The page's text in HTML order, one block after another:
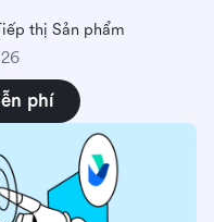
thị Sản phẩm
phí